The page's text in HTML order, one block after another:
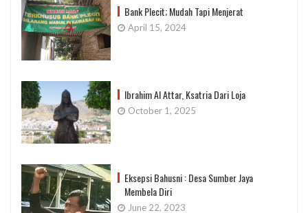
Bank Plecit; Mudah Tapi Menjerat
April 15, 2024
Ibrahim Al Attar, Ksatria Dari Loja
October 1, 2025
Eksepsi Bahusni : Desa Sumber Jaya
Membela Diri
June 22, 2023